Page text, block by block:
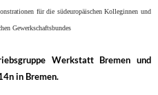
für die südeuropäischen Kolleginnen und
Gewerkschaftsbundes
Werkstatt Bremen und
in Bremen.